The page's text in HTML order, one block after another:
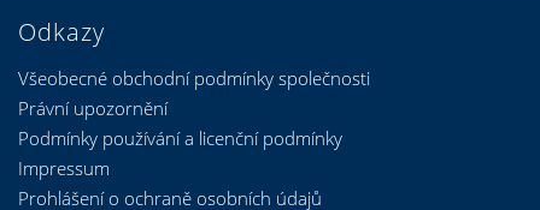
Odkazy
Všeobecné obchodní podmínky společnosti
Právní upozornění
Podmínky používání a licenční podmínky
Impressum
Prohlášení o ochraně osobních údajů